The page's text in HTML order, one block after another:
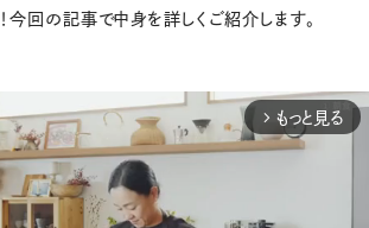
今回の記事で中身を詳しくご紹介します。
arrow_forward_ios もっと見る